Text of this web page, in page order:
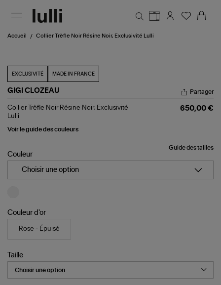
Accueil Collier Trèfle Noir Résine Noir, Exclusivité Lulli
EXCLUSIVITÉ MADE IN FRANCE
GIGI CLOZEAU
Collier
Trèfle
Résine
Lulli
Partager
Collier Trèfle Noir Résine Noir, Exclusivité
Lulli
650,00 €
Voir le guide des couleurs
Guide des tailles
Couleur
Choisir une option
Couleur d'or
Rose - Épuisé
Taille